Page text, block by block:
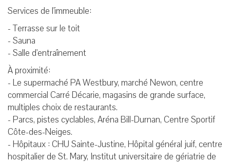
Services de l'immeuble:
- Terrasse sur le toit
- Sauna
- Salle d'entraînement
À proximité:
- Le supermaché PA Westbury, marché Newon, centre
commercial Carré Décarie, magasins de grande surface,
multiples choix de restaurants.
- Parcs, pistes cyclables, Aréna Bill-Durnan, Centre Sportif
Côte-des-Neiges.
- Hôpitaux : CHU Sainte-Justine, Hôpital général juif, centre
hospitalier de St. Mary, Institut universitaire de gériatrie de